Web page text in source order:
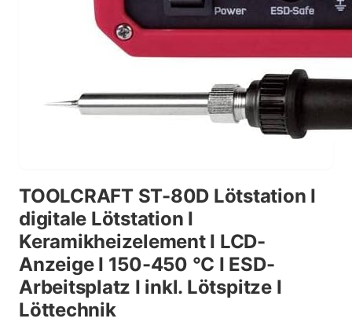
TOOLCRAFT ST-80D Lötstation I
digitale Lötstation I
Keramikheizelement I LCD-
Anzeige I 150-450 °C I ESD-
Arbeitsplatz I inkl. Lötspitze I
Löttechnik